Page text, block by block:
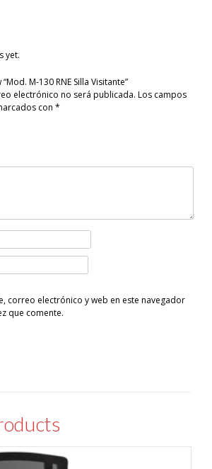
yet.
M-130 RNE Silla Visitante”
electrónico no será publicada. Los campos
con *
correo electrónico y web en este navegador
que comente.